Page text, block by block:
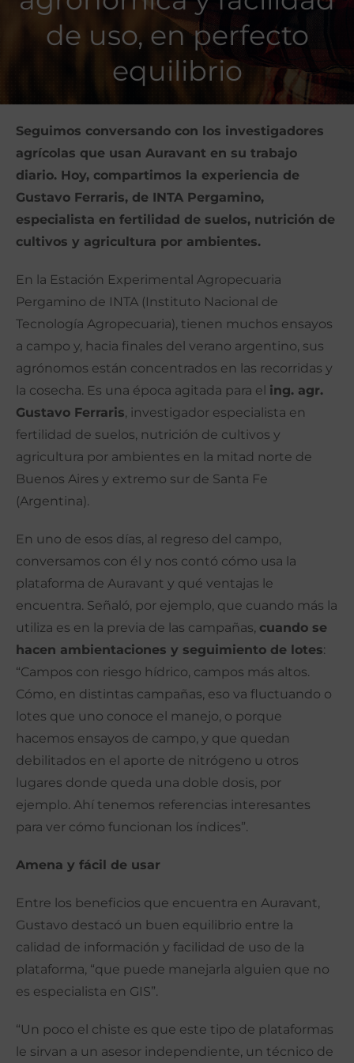
de uso, en perfecto
equilibrio
Seguimos conversando con los investigadores
agrícolas que usan Auravant en su trabajo
diario. Hoy, compartimos la experiencia de
Gustavo Ferraris, de INTA Pergamino,
especialista en fertilidad de suelos, nutrición de
cultivos y agricultura por ambientes.
En la Estación Experimental Agropecuaria
Pergamino de INTA (Instituto Nacional de
Tecnología Agropecuaria), tienen muchos ensayos
a campo y, hacia finales del verano argentino, sus
agrónomos están concentrados en las recorridas y
la cosecha. Es una época agitada para el ing. agr.
Gustavo Ferraris, investigador especialista en
fertilidad de suelos, nutrición de cultivos y
agricultura por ambientes en la mitad norte de
Buenos Aires y extremo sur de Santa Fe
(Argentina).
En uno de esos días, al regreso del campo,
conversamos con él y nos contó cómo usa la
plataforma de Auravant y qué ventajas le
encuentra. Señaló, por ejemplo, que cuando más la
utiliza es en la previa de las campañas, cuando se
hacen ambientaciones y seguimiento de lotes:
“Campos con riesgo hídrico, campos más altos.
Cómo, en distintas campañas, eso va fluctuando o
lotes que uno conoce el manejo, o porque
hacemos ensayos de campo, y que quedan
debilitados en el aporte de nitrógeno u otros
lugares donde queda una doble dosis, por
ejemplo. Ahí tenemos referencias interesantes
para ver cómo funcionan los índices”.
Amena y fácil de usar
Entre los beneficios que encuentra en Auravant,
Gustavo destacó un buen equilibrio entre la
calidad de información y facilidad de uso de la
plataforma, “que puede manejarla alguien que no
es especialista en GIS”.
“Un poco el chiste es que este tipo de plataformas
le sirvan a un asesor independiente, un técnico de